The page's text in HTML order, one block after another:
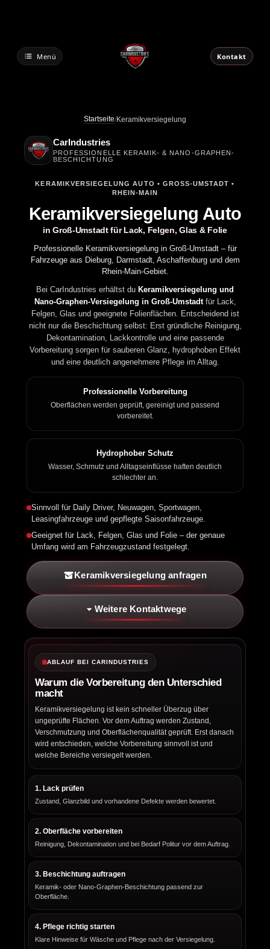
Menü Kontakt
Startseite/Keramikversiegelung
CarIndustries
PROFESSIONELLE KERAMIK- & NANO-GRAPHEN-
BESCHICHTUNG
KERAMIKVERSIEGELUNG AUTO • GROSS-UMSTADT • R
HEIN-MAIN
Keramikversiegelung Auto
in Groß-Umstadt für Lack, Felgen, Glas & Folie
Professionelle Keramikversiegelung in Groß-Umstadt – für
Fahrzeuge aus Dieburg, Darmstadt, Aschaffenburg und dem
Rhein-Main-Gebiet.
Bei CarIndustries erhältst du Keramikversiegelung und
Nano-Graphen-Versiegelung in Groß-Umstadtfür Lack,
Felgen, Glas und geeignete Folienflächen. Entscheidend ist
nicht nur die Beschichtung selbst: Erst gründliche Reinigung,
Dekontamination, Lackkontrolle und eine passende
Vorbereitung sorgen für sauberen Glanz, hydrophoben Effekt
und eine deutlich angenehmere Pflege im Alltag.
Professionelle Vorbereitung
Oberflächen werden geprüft, gereinigt und passend
vorbereitet.
Hydrophober Schutz
Wasser, Schmutz und Alltagseinflüsse haften deutlich
schlechter an.
Sinnvoll für Daily Driver, Neuwagen, Sportwagen,
Leasingfahrzeuge und gepflegte Saisonfahrzeuge.
Geeignet für Lack, Felgen, Glas und Folie – der genaue
Umfang wird am Fahrzeugzustand festgelegt.
Keramikversiegelung anfragen
Weitere Kontaktwege
ABLAUF BEI CARINDUSTRIES
Warum die Vorbereitung den Unterschied
macht
Keramikversiegelung ist kein schneller Überzug über
ungeprüfte Flächen. Vor dem Auftrag werden Zustand,
Verschmutzung und Oberflächenqualität geprüft. Erst danach
wird entschieden, welche Vorbereitung sinnvoll ist und
welche Bereiche versiegelt werden.
1. Lack prüfen
Zustand, Glanzbild und vorhandene Defekte werden bewertet.
2. Oberfläche vorbereiten
Reinigung, Dekontamination und bei Bedarf Politur vor dem Auftrag.
3. Beschichtung auftragen
Keramik- oder Nano-Graphen-Beschichtung passend zur
Oberfläche.
4. Pflege richtig starten
Klare Hinweise für Wäsche und Pflege nach der Versiegelung.